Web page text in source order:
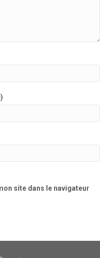
site dans le navigateur